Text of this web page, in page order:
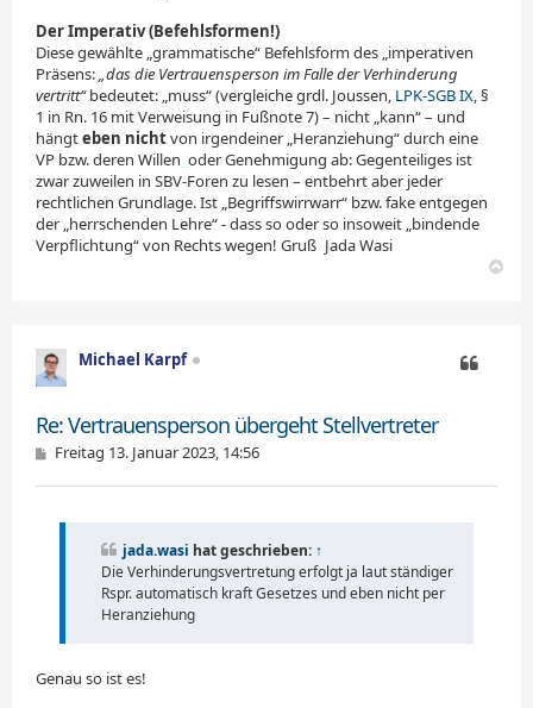
Der Imperativ (Befehlsformen!)
Diese gewählte „grammatische“ Befehlsform des „impe­rativen
Präsens: „das die Vertrauensperson im Falle der Verhinderung
vertritt“bedeutet: „muss“ (vergleiche grdl. Joussen, LPK-SGB IX , §
1 in Rn. 16 mit Verweisung in Fußnote 7) – nicht „kann“ – und
hängteben nichtvon irgendeiner „Heranziehung“ durch eine
VP bzw. deren Willen oder Genehmigung ab: Gegenteiliges ist
zwar zuweilen in SBV-Foren zu lesen – entbehrt aber jeder
rechtlichen Grundlage. Ist „Begriffswirrwarr“ bzw. fake entgegen
der „herrschenden Lehre“ - dass so oder so insoweit „bindende
Verpflichtung“ von Rechts wegen! Gruß Jada Wasi
Michael Karpf
Re: Vertrauensperson übergeht Stellvertreter
B
i
Freitag 13. Januar 2023, 14:56
jada.wasi hat geschrieben: ↑
Die Verhinderungsvertretung erfolgt ja laut ständiger
Rspr. automatisch kraft Gesetzes und eben nicht per
Heranziehung
Genau so ist es!